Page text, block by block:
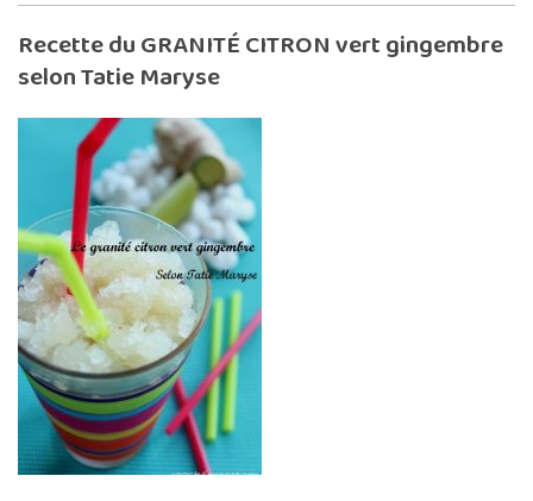
Recette du GRANITÉ CITRON vert gingembre
selon Tatie Maryse